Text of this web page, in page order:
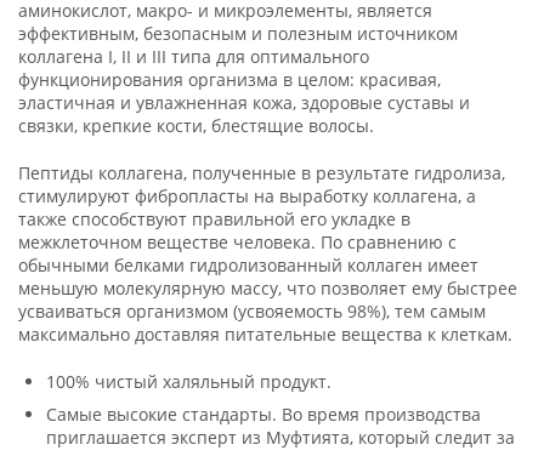
аминокислот, макро- и микроэлементы, является
эффективным, безопасным и полезным источником
коллагена I, II и III типа для оптимального
функционирования организма в целом: красивая,
эластичная и увлажненная кожа, здоровые суставы и
связки, крепкие кости, блестящие волосы.
Пептиды коллагена, полученные в результате гидролиза,
стимулируют фибропласты на выработку коллагена, а
также способствуют правильной его укладке в
межклеточном веществе человека. По сравнению с
обычными белками гидролизованный коллаген имеет
меньшую молекулярную массу, что позволяет ему быстрее
усваиваться организмом (усвояемость 98%), тем самым
максимально доставляя питательные вещества к клеткам.
100% чистый халяльный продукт.
Самые высокие стандарты. Во время производства
приглашается эксперт из Муфтията, который следит за